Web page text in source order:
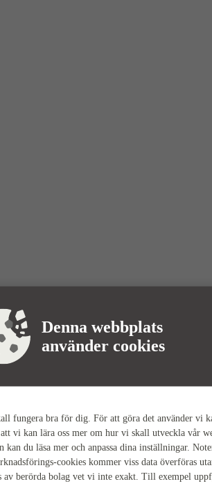
Denna webbplats
använder cookies
fungera bra för dig. För att göra det använder vi
vi kan lära oss mer om hur vi skall utveckla vår
kan du läsa mer och anpassa dina inställningar.
cookies kommer viss data överföras
av berörda bolag vet vi inte exakt. Till exempel